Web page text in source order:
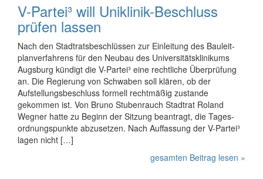
V-Partei³ will Uniklinik-Beschluss
prüfen lassen
Nach den Stadtratsbeschlüssen zur Einleitung des Bauleit­
plan­verfahrens für den Neubau des Universitäts­klinikums
Augsburg kündigt die V-Partei³ eine rechtliche Über­prüfung
an. Die Regierung von Schwaben soll klären, ob der
Aufstellungs­beschluss formell rechtmäßig zustande
gekommen ist. Von Bruno Stubenrauch Stadtrat Roland
Wegner hatte zu Beginn der Sitzung beantragt, die Tages­
ordnungs­punkte abzusetzen. Nach Auffassung der V-Partei³
lagen nicht […]
gesamten Beitrag lesen »